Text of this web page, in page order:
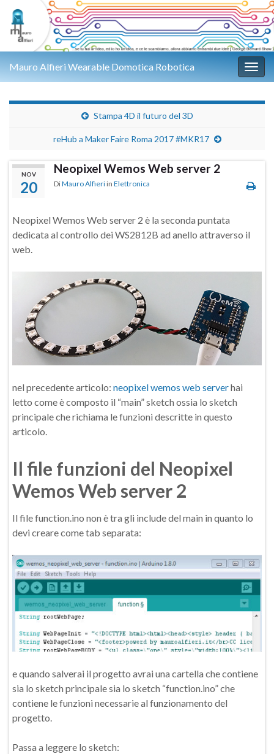
Mauro Alfieri Wearable Domotica Robotica
Stampa 4D il futuro del 3D
reHub a Maker Faire Roma 2017 #MKR17
NOV
20
Neopixel Wemos Web server 2
DiMauro Alfieri in Elettronica
Neopixel Wemos Web server 2 è la seconda puntata
dedicata al controllo dei WS2812B ad anello attraverso il
web.
nel precedente articolo: neopixel wemos web serverhai
letto come è composto il “main” sketch ossia lo sketch
principale che richiama le funzioni descritte in questo
articolo.
Il file funzioni del Neopixel
Wemos Web server 2
Il file function.ino non è tra gli include del main in quanto lo
devi creare come tab separata:
e quando salverai il progetto avrai una cartella che contiene
sia lo sketch principale sia lo sketch “function.ino” che
contiene le funzioni necessarie al funzionamento del
progetto.
Passa a leggere lo sketch: